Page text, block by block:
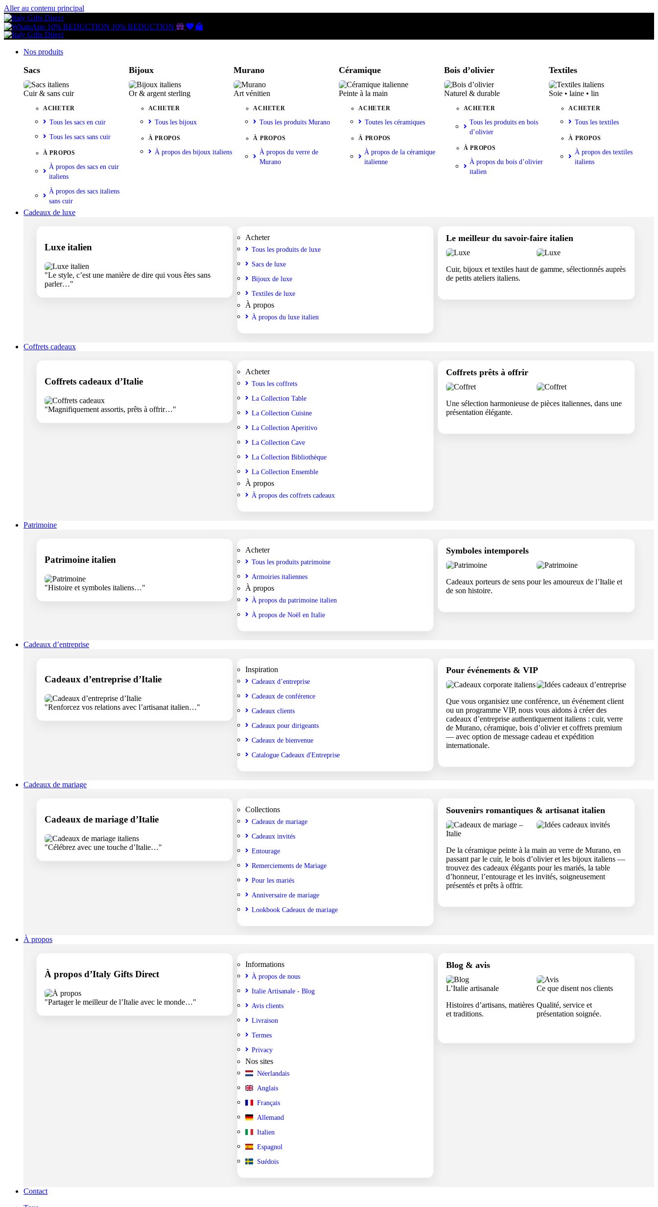
Aller au contenu principal
10% REDUCTION 10% REDUCTION Gutscheine
Wunschliste
Warenkorb
Nos produits
Sacs
Cuir & sans cuir
ACHETER
Tous les sacs en cuir
Tous les sacs sans cuir
À PROPOS
À propos des sacs en cuir
italiens
À propos des sacs italiens
sans cuir
Bijoux
Or & argent sterling
ACHETER
Tous les bijoux
À PROPOS
À propos des bijoux italiens
Murano
Art vénitien
ACHETER
Tous les produits Murano
À PROPOS
À propos du verre de
Murano
Céramique
Peinte à la main
ACHETER
Toutes les céramiques
À PROPOS
À propos de la céramique
italienne
Bois d’olivier
Naturel & durable
ACHETER
Tous les produits en bois
d’olivier
À PROPOS
À propos du bois d’olivier
italien
Textiles
Soie • laine • lin
ACHETER
Tous les textiles
À PROPOS
À propos des textiles
italiens
Cadeaux de luxe
Luxe italien
"Le style, c’est une manière de dire qui vous êtes sans
parler…"
Acheter
Tous les produits de luxe
Sacs de luxe
Bijoux de luxe
Textiles de luxe
À propos
À propos du luxe italien
Le meilleur du savoir-faire italien
Cuir, bijoux et textiles haut de gamme, sélectionnés auprès
de petits ateliers italiens.
Coffrets cadeaux
Coffrets cadeaux d’Italie
"Magnifiquement assortis, prêts à offrir…"
Acheter
Tous les coffrets
La Collection Table
La Collection Cuisine
La Collection Aperitivo
La Collection Cave
La Collection Bibliothèque
La Collection Ensemble
À propos
À propos des coffrets cadeaux
Coffrets prêts à offrir
Une sélection harmonieuse de pièces italiennes, dans une
présentation élégante.
Patrimoine
Patrimoine italien
"Histoire et symboles italiens…"
Acheter
Tous les produits patrimoine
Armoiries italiennes
À propos
À propos du patrimoine italien
À propos de Noël en Italie
Symboles intemporels
Cadeaux porteurs de sens pour les amoureux de l’Italie et
de son histoire.
Cadeaux d’entreprise
Cadeaux d’entreprise d’Italie
"Renforcez vos relations avec l’artisanat italien…"
Inspiration
Cadeaux d’entreprise
Cadeaux de conférence
Cadeaux clients
Cadeaux pour dirigeants
Cadeaux de bienvenue
Catalogue Cadeaux d'Entreprise
Pour événements & VIP
Que vous organisiez une conférence, un événement client
ou un programme VIP, nous vous aidons à créer des
cadeaux d’entreprise authentiquement italiens : cuir, verre
de Murano, céramique, bois d’olivier et coffrets premium
— avec option de message cadeau et expédition
internationale.
Cadeaux de mariage
Cadeaux de mariage d’Italie
"Célébrez avec une touche d’Italie…"
Collections
Cadeaux de mariage
Cadeaux invités
Entourage
Remerciements de Mariage
Pour les mariés
Anniversaire de mariage
Lookbook Cadeaux de mariage
Souvenirs romantiques & artisanat italien
De la céramique peinte à la main au verre de Murano, en
passant par le cuir, le bois d’olivier et les bijoux italiens —
trouvez des cadeaux élégants pour les mariés, la table
d’honneur, l’entourage et les invités, soigneusement
présentés et prêts à offrir.
À propos
À propos d’Italy Gifts Direct
"Partager le meilleur de l’Italie avec le monde…"
Informations
À propos de nous
Italie Artisanale - Blog
Avis clients
Livraison
Termes
Privacy
Nos sites
Néerlandais
Anglais
Français
Allemand
Italien
Espagnol
Suédois
Blog & avis
L’Italie artisanale
Histoires d’artisans, matières
et traditions.
Ce que disent nos clients
Qualité, service et
présentation soignée.
Contact